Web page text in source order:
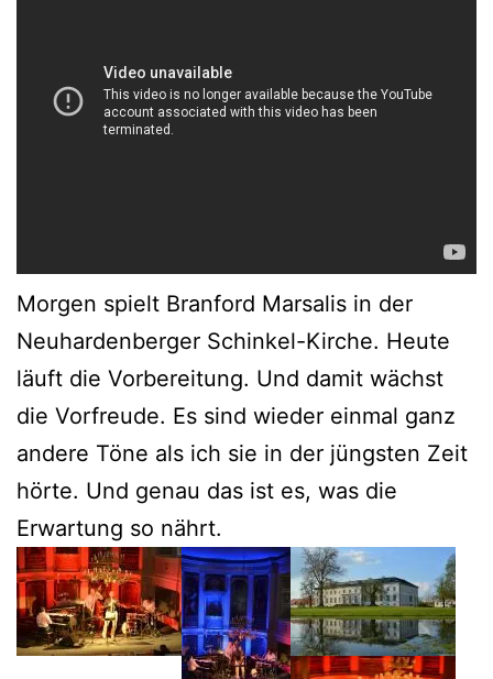
Morgen spielt Branford Marsalis in der
Neuhardenberger Schinkel-Kirche. Heute
läuft die Vorbereitung. Und damit wächst
die Vorfreude. Es sind wieder einmal ganz
andere Töne als ich sie in der jüngsten Zeit
hörte. Und genau das ist es, was die
Erwartung so nährt.